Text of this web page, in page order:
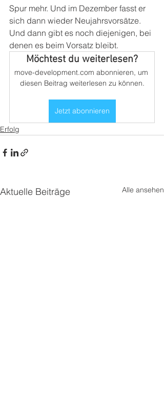
Spur mehr. Und im Dezember fasst er
sich dann wieder Neujahrsvorsätze.
Und dann gibt es noch diejenigen, bei
denen es beim Vorsatz bleibt.
Möchtest du weiterlesen?
move-development.com abonnieren, um
diesen Beitrag weiterlesen zu können.
Jetzt abonnieren
Erfolg
Aktuelle Beiträge Alle ansehen